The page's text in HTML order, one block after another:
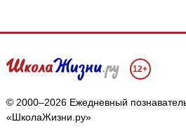
12+
© 2000–2026 Ежедневный
«ШколаЖизни.ру»